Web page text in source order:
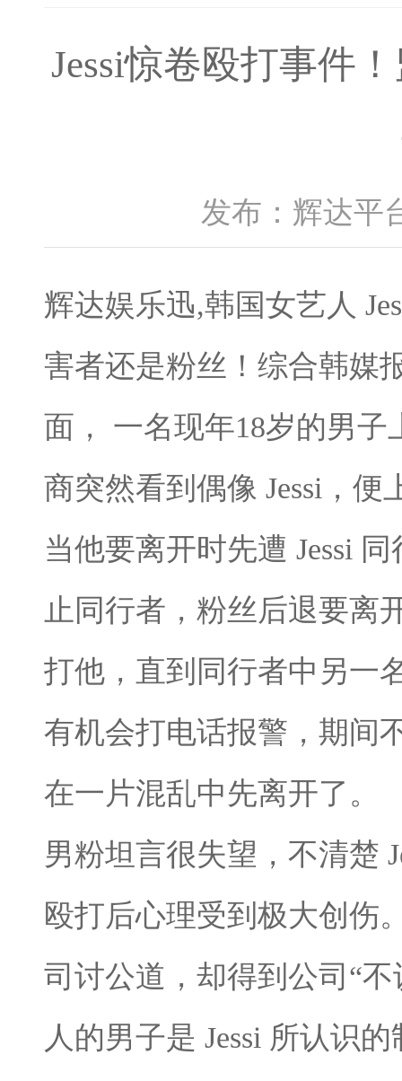
Jessi惊卷殴打事件
发布：辉达平
辉达娱乐迅,韩国女艺人
害者还是粉丝！综合韩媒
面， 一名现年18岁的男
商突然看到偶像 Jessi，
当他要离开时先遭 Jessi
止同行者，粉丝后退要离
打他，直到同行者中另一
有机会打电话报警，期间
在一片混乱中先离开了。
男粉坦言很失望，不清楚
殴打后心理受到极大创伤
司讨公道，却得到公司“
人的男子是 Jessi 所认识